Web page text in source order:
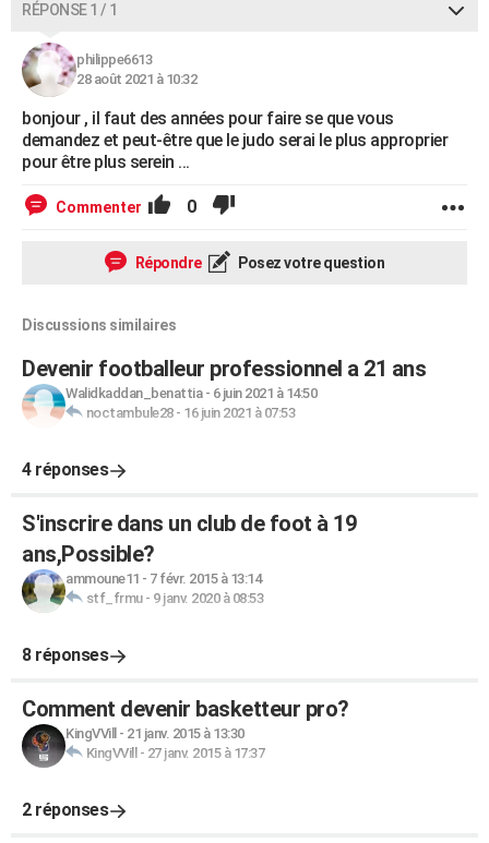
RÉPONSE 1 / 1
philippe6613
28 août 2021 à 10:32
bonjour , il faut des années pour faire se que vous
demandez et peut-être que le judo serai le plus approprier
pour être plus serein ...
Commenter 0
Répondre Posez votre question
Discussions similaires
Devenir footballeur professionnel a 21 ans
Walidkaddan_benattia- 6 juin 2021 à 14:50
noctambule28- 16 juin 2021 à 07:53
4 réponses
S'inscrire dans un club de foot à 19
ans,Possible?
ammoune11 - 7 févr. 2015 à 13:14
stf_frmu- 9 janv. 2020 à 08:53
8 réponses
Comment devenir basketteur pro?
KingVVill - 21 janv. 2015 à 13:30
KingVVill - 27 janv. 2015 à 17:37
2 réponses